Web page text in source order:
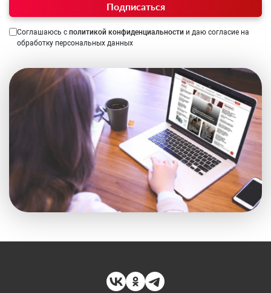
Подписаться
Соглашаюсь с политикой конфиденциальности и даю согласие на
обработку персональных данных